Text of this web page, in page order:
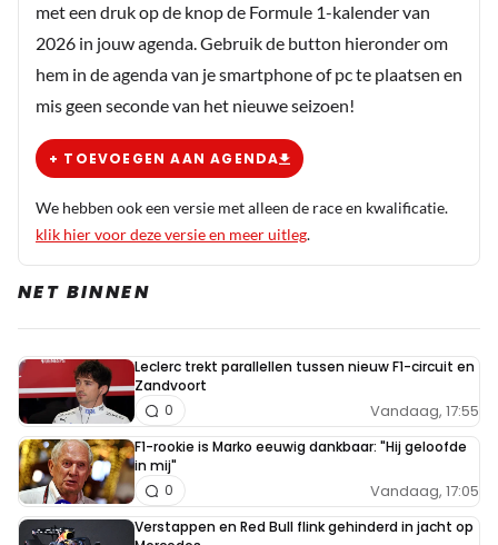
met een druk op de knop de Formule 1-kalender van
2026 in jouw agenda. Gebruik de button hieronder om
hem in de agenda van je smartphone of pc te plaatsen en
mis geen seconde van het nieuwe seizoen!
+ TOEVOEGEN AAN AGENDA
We hebben ook een versie met alleen de race en kwalificatie.
klik hier voor deze versie en meer uitleg.
NET BINNEN
Leclerc trekt parallellen tussen nieuw F1-circuit en
Zandvoort
Vandaag, 17:55
0
F1-rookie is Marko eeuwig dankbaar: "Hij geloofde
in mij"
Vandaag, 17:05
0
Verstappen en Red Bull flink gehinderd in jacht op